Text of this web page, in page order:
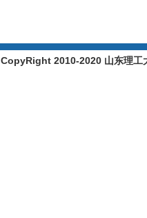
CopyRight 2010-2020 山东理工